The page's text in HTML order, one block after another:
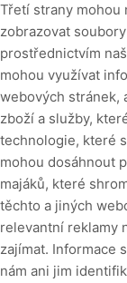
Třetí strany mohou
zobrazovat
prostřednictvím
mohou využívat
webových stránek,
zboží a služby,
technologie, které
mohou dosáhnout
majáků, které
těchto a jiných
relevantní reklamy
zajímat. Informace
nám ani jim